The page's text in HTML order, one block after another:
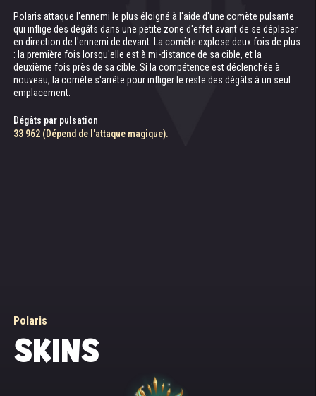
Polaris attaque l'ennemi le plus éloigné à l'aide d'une comète pulsante
qui inflige des dégâts dans une petite zone d'effet avant de se déplacer
en direction de l'ennemi de devant. La comète explose deux fois de plus
: la première fois lorsqu'elle est à mi-distance de sa cible, et la
deuxième fois près de sa cible. Si la compétence est déclenchée à
nouveau, la comète s'arrête pour infliger le reste des dégâts à un seul
emplacement.
Dégâts par pulsation
33 962 (Dépend de l'attaque magique).
Crée une barrière de glace qui peut encaisser trois attaques. Chaque
fois qu'un ennemi attaque la barrière, Polaris obtient 10 % d'énergie
bonus et l'assaillant ralentit pendant 3 secondes. Après la troisième
attaque, la barrière explose, projetant des dizaines d'éclats de glace qui
infligent des dégâts aux ennemis à proximité.
Dégâts d'explosion
Polaris fait apparaître une aurore boréale sur ses ennemis. Les effets
de contrôle de ses alliés infligés aux ennemis affectés par la
compétence durent 60 % plus longtemps. L'aurore boréale diminue
également de 10 le niveau des compétences ennemies ayant des
chances d'activation.
Augmentation de la durée de contrôle
Lorsqu'une comète pulsante ou qu'une forteresse de glace explose, les
ennemis affectés subissent un effet de froid paralysant pendant 3
secondes. Les ennemis gelés sont alors étourdis et ne peuvent plus
accumuler d'énergie ou d'autres ressources. Les dégâts magiques qui
leur sont infligés augmentent de 140 %, tandis que les dégâts physiques
diminuent de 80 %.
140 %
Polaris
SKINS